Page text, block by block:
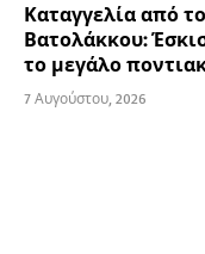
Καταγγελία από
Βατολάκκου:
το μεγάλο
7 Αυγούστου, 2026